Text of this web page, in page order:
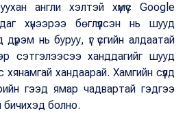
англи хэлтэй хүмүүс Google
хүнээрээ бөглүүлсэн нь шууд
нь буруу, үг үсгийн алдаатай
сэтгэлээсээ ханддагийг шууд
хандаарай. Хамгийн сүүлд
гээд ямар чадвартай гэдгээ
болно.